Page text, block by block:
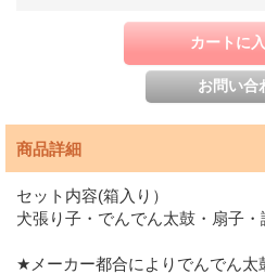
商品詳細
セット内容(箱入り）
犬張り子・でんでん太鼓・扇子・
★メーカー都合によりでんでん太